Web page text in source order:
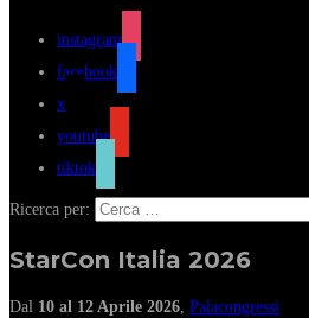
instagram
facebook
x
youtube
tiktok
Ricerca per:
StarCon Italia 2026
Dal 10 al 12 Aprile 2026 Palacongressi